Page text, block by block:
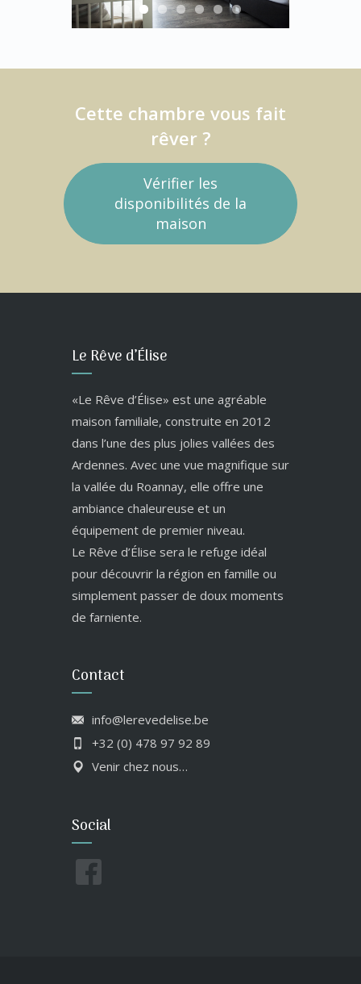
Cette chambre vous fait
rêver ?
Vérifier les
disponibilités de la
maison
Le Rêve d’Élise
«Le Rêve d’Élise» est une agréable
maison familiale, construite en 2012
dans l’une des plus jolies vallées des
Ardennes. Avec une vue magnifique sur
la vallée du Roannay, elle offre une
ambiance chaleureuse et un
équipement de premier niveau.
Le Rêve d’Élise sera le refuge idéal
pour découvrir la région en famille ou
simplement passer de doux moments
de farniente.
Contact
info@lerevedelise.be
+32 (0) 478 97 92 89
Venir chez nous…
Social